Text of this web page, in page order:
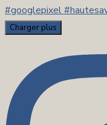
Charger plus